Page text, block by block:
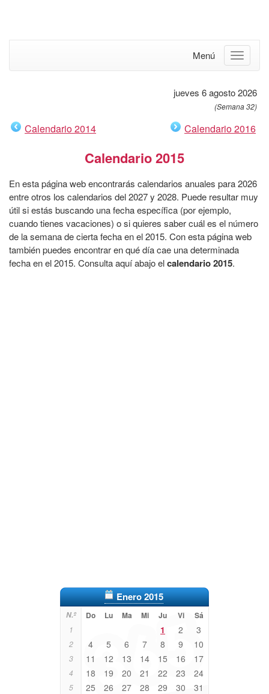
Menú
jueves 6 agosto 2026
(Semana 32)
Calendario 2014 Calendario 2016
Calendario 2015
En esta página web encontrarás calendarios anuales para 2026
entre otros los calendarios del 2027 y 2028. Puede resultar muy
útil si estás buscando una fecha específica (por ejemplo,
cuando tienes vacaciones) o si quieres saber cuál es el número
de la semana de cierta fecha en el 2015. Con esta página web
también puedes encontrar en qué día cae una determinada
fecha en el 2015. Consulta aquí abajo elcalendario 2015.
Enero 2015
N.º Do Lu Ma Mi Ju Vi Sá
1 1 2 3
2 4 5 6 7 8 9 10
3 11 12 13 14 15 16 17
4 18 19 20 21 22 23 24
5 25 26 27 28 29 30 31